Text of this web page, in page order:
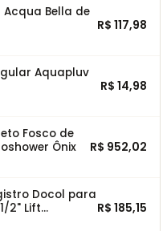
Bella de
R$ 117,98
Aquapluv
R$ 14,98
Fosco de
Ônix
R$ 952,02
Docol para
2" Lift
R$ 185,15